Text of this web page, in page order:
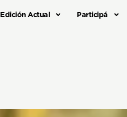
Edición Actual Participá